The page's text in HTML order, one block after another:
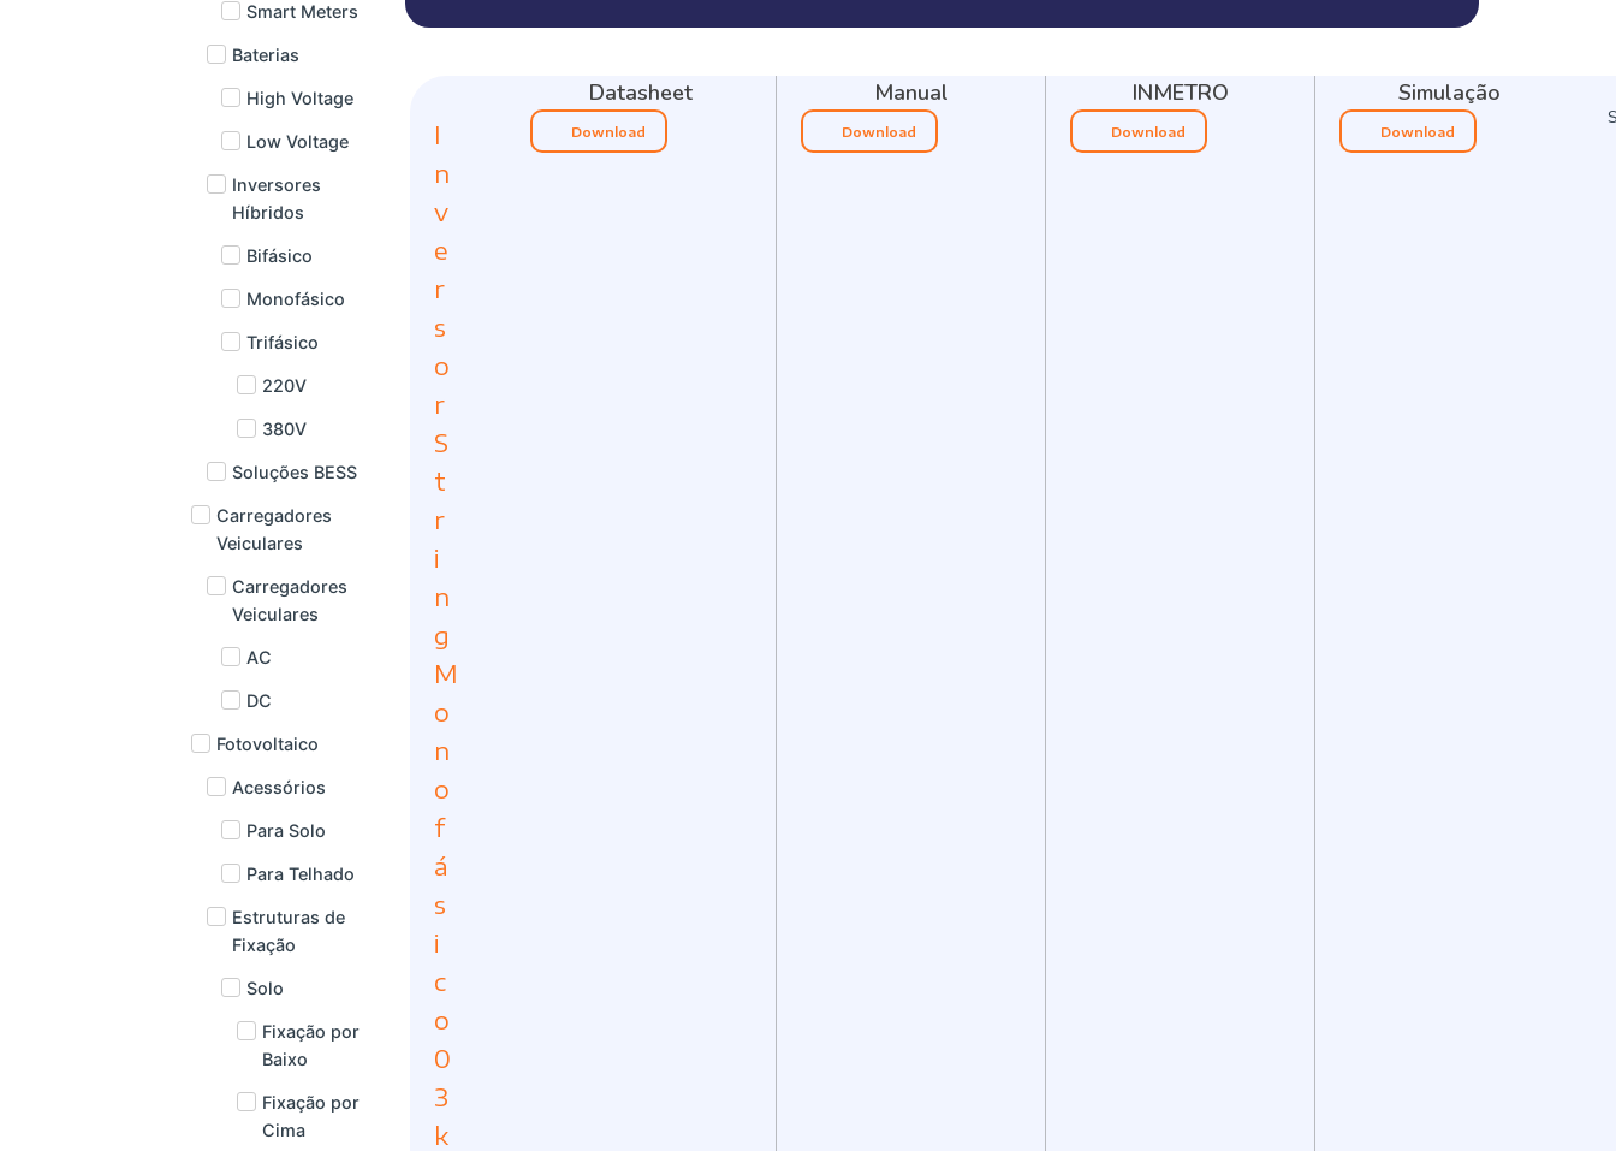
Smart Meters
Baterias
High Voltage
Low Voltage
Inversores
Híbridos
Bifásico
Monofásico
Trifásico
220V
380V
Soluções BESS
Carregadores
Veiculares
Carregadores
Veiculares
AC
DC
Fotovoltaico
Acessórios
Para Solo
Para Telhado
Estruturas de
Fixação
Solo
Fixação por
Baixo
Fixação por
Cima
I
n
v
e
r
s
o
r
S
t
r
i
n
g
M
o
n
o
f
á
s
i
c
o
0
3
k
Datasheet
Download
Manual
Download
INMETRO
Download
Simulação
Download